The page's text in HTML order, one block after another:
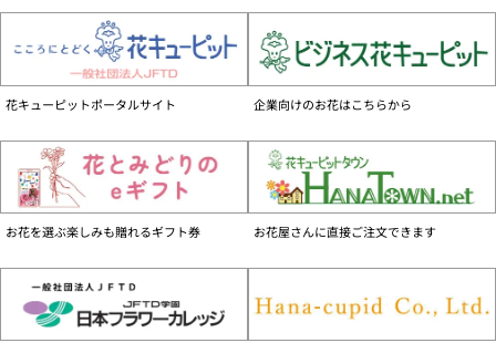
■個人のお客様
クレジットカード、GMO後払い、携帯電話会社決済、Amazon Pay、コンビニ前
払い、でのお支払いがご利用いただけます。
商品によって支払い方法が異なります。
お届けの事前確認について
お届け先へ事前に在宅確認の連絡をする場合があります。
なお、連絡がつかない場合は、ご指定の日時にお届けができない場合がございま
す。
離島など一部の地域を除く、日本国内のみです。
配達不能地域一覧はこちら
お届け日について
花キューピットポータルサイト 企業向けのお花はこちらから
お花を選ぶ楽しみも贈れるギフト券 お花屋さんに直接ご注文できます